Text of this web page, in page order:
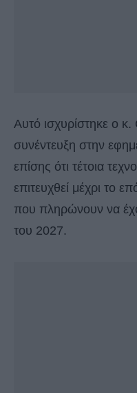
Αυτό ισχυρίστηκε ο κ.
συνέντευξη στην
επίσης ότι τέτοια
επιτευχθεί μέχρι το
που πληρώνουν να
του 2027.